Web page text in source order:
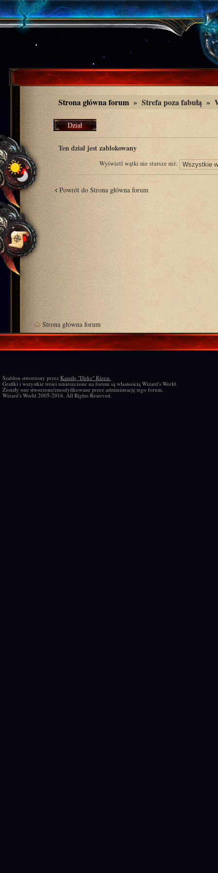
Strona główna forum » Strefa poza fabułą »
Dział
zablokowany
Ten dział jest zablokowany
Wyświetl wątki nie starsze niż:
Powrót do Strona główna forum
Strona główna forum
Szablon stworzony przez Kamilę "Dirke" Kierat.
Grafiki i wszystkie treści umieszczone na forum są własnością Wizard's World.
Zostały one stworzone/zmodyfikowane przez administrację tego forum.
Wizard's World 2005-2016. All Rights Reserved.